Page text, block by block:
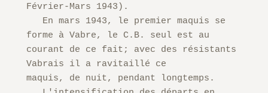
Février-Mars 1943).
forme à Vabre, le C.B. seul est au
courant de ce fait; avec des résistants
Vabrais il a ravitaillé ce
maquis, de nuit, pendant longtemps.